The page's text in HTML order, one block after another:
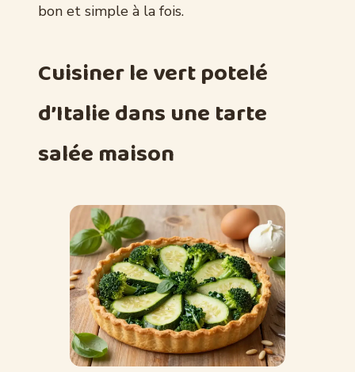
bon et simple à la fois.
Cuisiner le vert potelé
d’Italie dans une tarte
salée maison